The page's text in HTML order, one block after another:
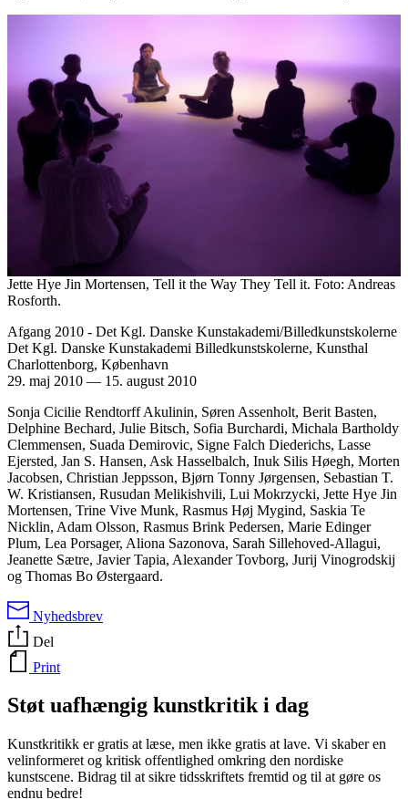
Jette Hye Jin Mortensen, Tell it the Way They Tell it. Foto: Andreas
Rosforth.
Afgang 2010 - Det Kgl. Danske Kunstakademi/Billedkunstskolerne
Det Kgl. Danske Kunstakademi Billedkunstskolerne, Kunsthal
Charlottenborg, København
29. maj 2010 — 15. august 2010
Sonja Cicilie Rendtorff Akulinin, Søren Assenholt, Berit Basten,
Delphine Bechard, Julie Bitsch, Sofia Burchardi, Michala Bartholdy
Clemmensen, Suada Demirovic, Signe Falch Diederichs, Lasse
Ejersted, Jan S. Hansen, Ask Hasselbalch, Inuk Silis Høegh, Morten
Jacobsen, Christian Jeppsson, Bjørn Tonny Jørgensen, Sebastian T.
W. Kristiansen, Rusudan Melikishvili, Lui Mokrzycki, Jette Hye Jin
Mortensen, Trine Vive Munk, Rasmus Høj Mygind, Saskia Te
Nicklin, Adam Olsson, Rasmus Brink Pedersen, Marie Edinger
Plum, Lea Porsager, Aliona Sazonova, Sarah Sillehoved-Allagui,
Jeanette Sætre, Javier Tapia, Alexander Tovborg, Jurij Vinogrodskij
og Thomas Bo Østergaard.
Nyhedsbrev
Del
Print
Støt uafhængig kunstkritik i dag
Kunstkritikk er gratis at læse, men ikke gratis at lave. Vi skaber en
velinformeret og kritisk offentlighed omkring den nordiske
kunstscene. Bidrag til at sikre tidsskriftets fremtid og til at gøre os
endnu bedre!